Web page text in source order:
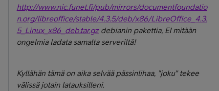
http://www.nic.funet.fi/pub/mirrors/documentfoundatio
n.org/libreoffice/stable/4.3.5/deb/x86/LibreOffice_4.3.
5_Linux_x86_deb.tar.gzdebianin pakettia, EI mitään
ongelmia ladata samalta serveriltä!
Kyllähän tämä on aika selvää pässinlihaa, "joku" tekee
välissä jotain latauksilleni.